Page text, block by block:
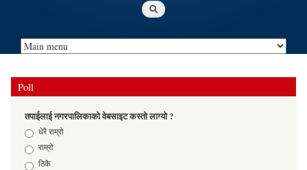
Poll
तपाईलाई नगरपालिकाको वेबसाइट कस्तो लाग्यो ?
Choicesधेरै राम्रो
राम्रो
ठिकै